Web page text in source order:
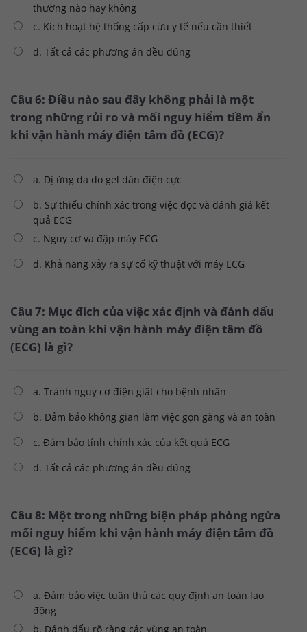
thường nào hay không
c. Kích hoạt hệ thống cấp cứu y tế nếu cần thiết
d. Tất cả các phương án đều đúng
Câu 6: Điều nào sau đây không phải là một
trong những rủi ro và mối nguy hiểm tiềm ẩn
khi vận hành máy điện tâm đồ (ECG)?
a. Dị ứng da do gel dán điện cực
b. Sự thiếu chính xác trong việc đọc và đánh giá kết
quả ECG
c. Nguy cơ va đập máy ECG
d. Khả năng xảy ra sự cố kỹ thuật với máy ECG
Câu 7: Mục đích của việc xác định và đánh dấu
vùng an toàn khi vận hành máy điện tâm đồ
(ECG) là gì?
a. Tránh nguy cơ điện giật cho bệnh nhân
b. Đảm bảo không gian làm việc gọn gàng và an toàn
c. Đảm bảo tính chính xác của kết quả ECG
d. Tất cả các phương án đều đúng
Câu 8: Một trong những biện pháp phòng ngừa
mối nguy hiểm khi vận hành máy điện tâm đồ
(ECG) là gì?
a. Đảm bảo việc tuân thủ các quy định an toàn lao
động
b. Đánh dấu rõ ràng các vùng an toàn